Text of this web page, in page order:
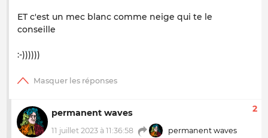
ET c'est un mec blanc comme neige qui te le
conseille
:-))))))
permanent waves
11 juillet 2023 à 11:36:58 permanent waves
2